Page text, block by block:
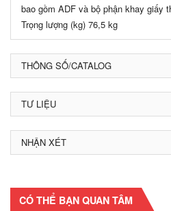
bao gồm ADF và bộ phận khay giấy
Trọng lượng (kg) 76,5 kg
THÔNG SỐ/CATALOG
TƯ LIỆU
NHẬN XÉT
CÓ THỂ BẠN QUAN TÂM